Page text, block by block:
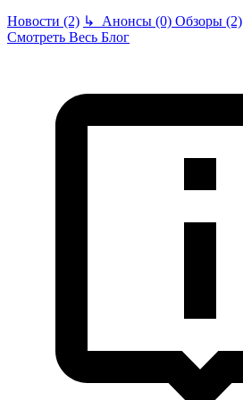
Новости (2) ↳ Анонсы (0) Обзоры (2)
Смотреть Весь Блог